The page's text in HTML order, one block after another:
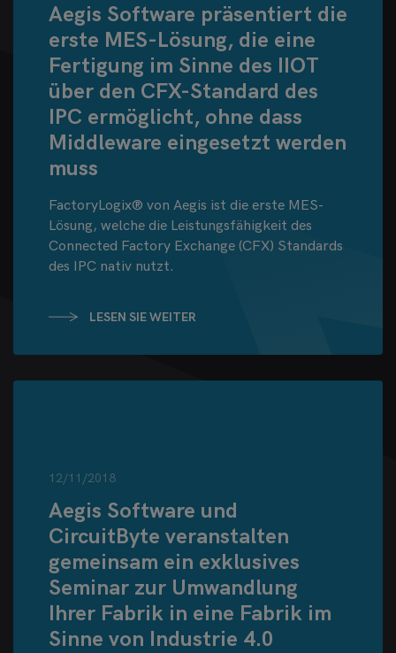
Aegis Software präsentiert die
erste MES-Lösung, die eine
Fertigung im Sinne des IIOT
über den CFX-Standard des
IPC ermöglicht, ohne dass
Middleware eingesetzt werden
muss
FactoryLogix® von Aegis ist die erste MES-
Lösung, welche die Leistungsfähigkeit des
Connected Factory Exchange (CFX) Standards
des IPC nativ nutzt.
LESEN SIE WEITER
12/11/2018
Aegis Software und
CircuitByte veranstalten
gemeinsam ein exklusives
Seminar zur Umwandlung
Ihrer Fabrik in eine Fabrik im
Sinne von Industrie 4.0